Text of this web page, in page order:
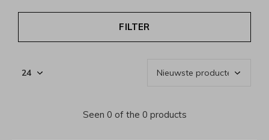
FILTER
Seen 0 of the 0 products